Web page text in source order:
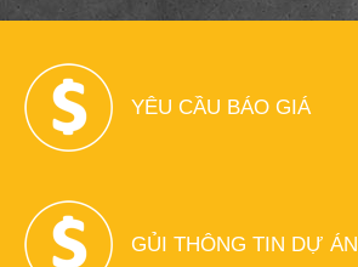
YÊU CẦU BÁO GIÁ
GỦI THÔNG TIN DỰ ÁN